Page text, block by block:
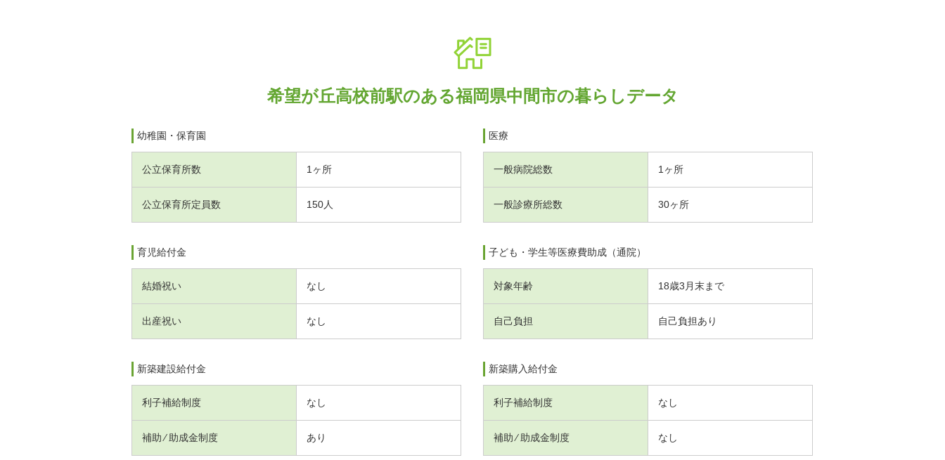
希望が丘高校前駅のある福岡県中間市の暮らしデータ
幼稚園・保育園
公立保育所数 1ヶ所
公立保育所定員数 150人
医療
一般病院総数 1ヶ所
一般診療所総数 30ヶ所
育児給付金
結婚祝い なし
出産祝い なし
子ども・学生等医療費助成（通院）
対象年齢 18歳3月末まで
自己負担 自己負担あり
新築建設給付金
利子補給制度 なし
補助 ⁄ 助成金制度 あり
新築購入給付金
利子補給制度 なし
補助 ⁄ 助成金制度 なし